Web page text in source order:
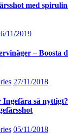
med
11/2019
– Boosta
27/11/2018
så
05/11/2018